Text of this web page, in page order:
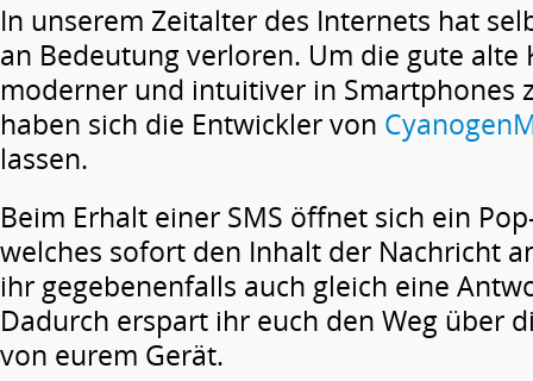
In unserem Zeitalter des Internets hat
an Bedeutung verloren. Um die gute alte
moderner und intuitiver in Smartphones
haben sich die Entwickler von
lassen.
Beim Erhalt einer SMS öffnet sich ein
welches sofort den Inhalt der Nachricht
ihr gegebenenfalls auch gleich eine
Dadurch erspart ihr euch den Weg über
von eurem Gerät.